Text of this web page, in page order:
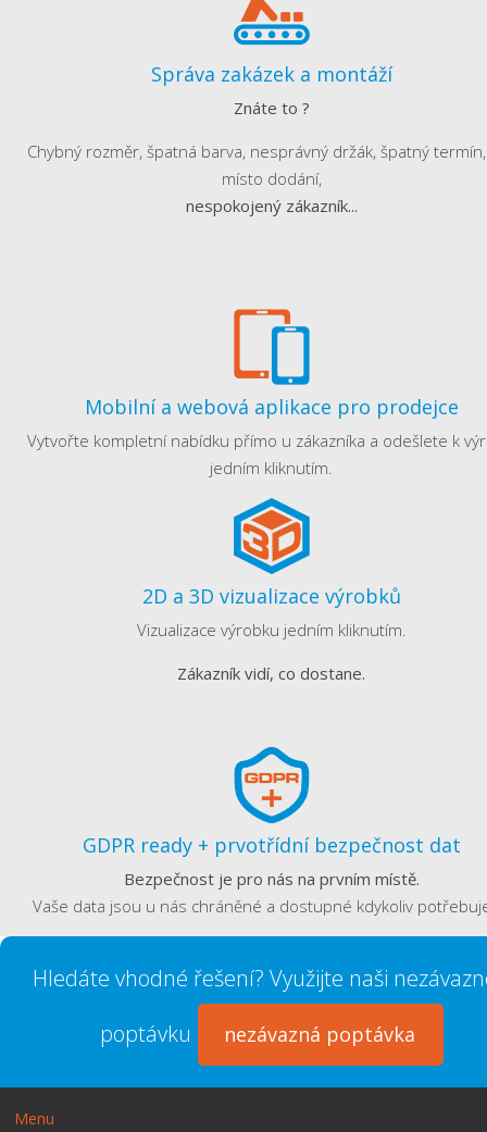
Správa zakázek a montáží
Znáte to ?
Chybný rozměr, špatná barva, nesprávný držák, špatný
místo dodání,
nespokojený zákazník...
Mobilní a webová aplikace pro prodejce
Vytvořte kompletní nabídku přímo u zákazníka a odešlete k
jedním kliknutím.
2D a 3D vizualizace výrobků
Vizualizace výrobku jedním kliknutím.
Zákazník vidí, co dostane.
GDPR ready + prvotřídní bezpečnost dat
Bezpečnost je pro nás na prvním místě.
Vaše data jsou u nás chráněné a dostupné kdykoliv
Hledáte vhodné řešení? Využijte naši
poptávku
nezávazná poptávka
Menu